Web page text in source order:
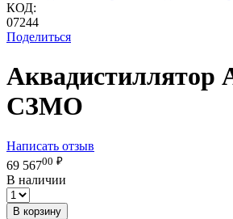
КОД:
07244
Поделиться
Аквадистиллятор
СЗМО
Написать отзыв
69 56700 ₽
В наличии
В корзину